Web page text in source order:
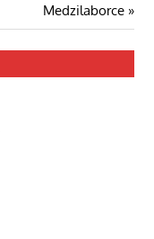
Następny
wpis
Medzilaborce